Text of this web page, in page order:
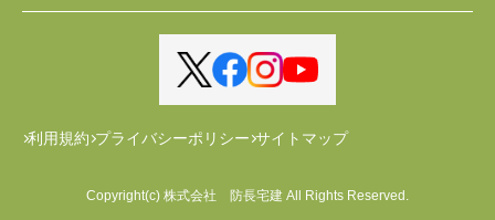
利用規約 プライバシーポリシー サイトマップ
Copyright(c) 株式会社 防長宅建 All Rights Reserved.